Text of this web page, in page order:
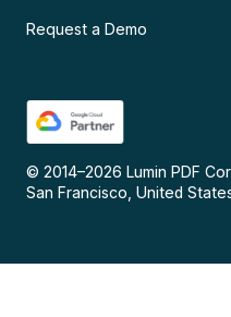
Request a Demo
© 2014–2026 Lumin PDF
San Francisco, United